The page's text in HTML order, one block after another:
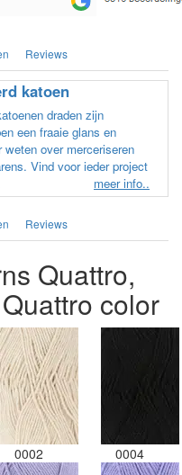
Reviews
katoen
draden zijn
een fraaie glans en
weten over merceriseren
Vind voor ieder project
meer info..
Reviews
Quattro,
color
0002 0004